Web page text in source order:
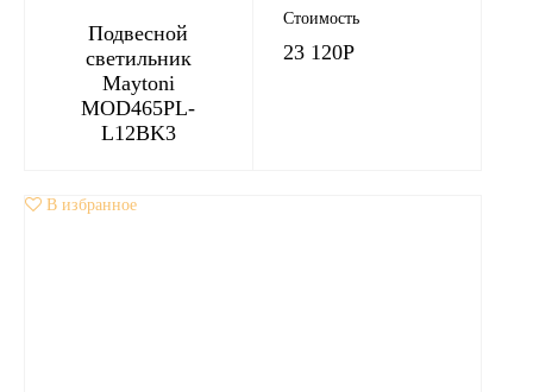
Подвесной
светильник
Maytoni
MOD465PL-
L12BK3
Стоимость
23 120Р
В избранное